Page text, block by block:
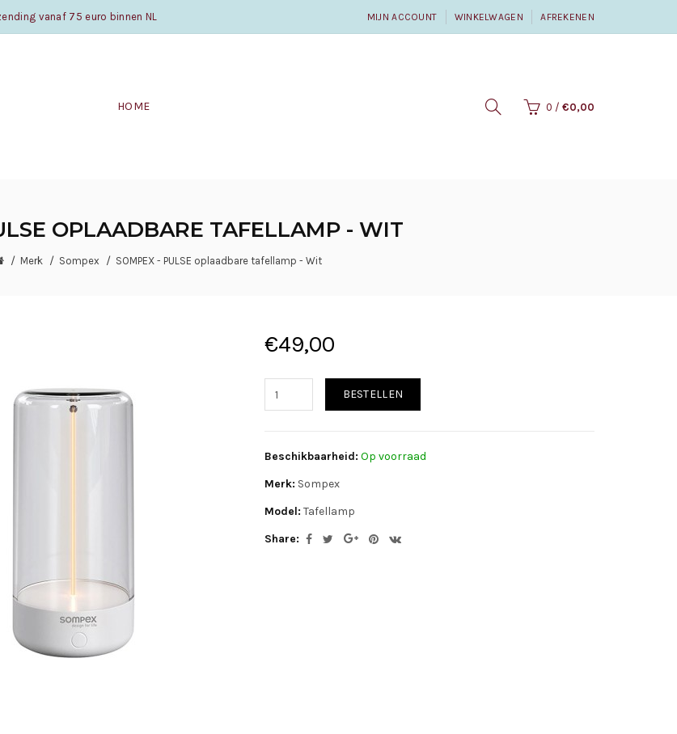
vanaf 75 euro binnen NL MIJN ACCOUNT WINKELWAGEN AFREKENEN
HOME 0 / €0,00
OPLAADBARE TAFELLAMP - WIT
Merk Sompex SOMPEX - PULSE oplaadbare tafellamp - Wit
€49,00
BESTELLEN
Beschikbaarheid: Op voorraad
Merk: Sompex
Model: Tafellamp
Share: